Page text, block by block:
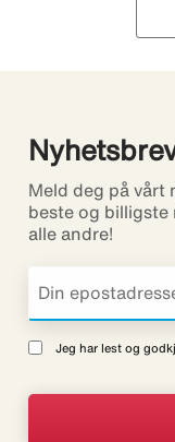
Meld deg på vårt
beste og billigste
alle andre!
Jeg har lest og